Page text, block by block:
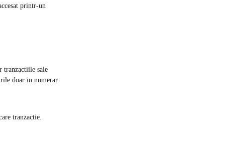
printr-un
tranzactiile sale
doar in numerar
tranzactie.